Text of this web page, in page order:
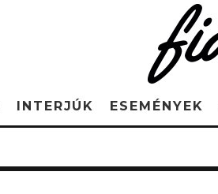
INTERJÚK ESEMÉNYEK